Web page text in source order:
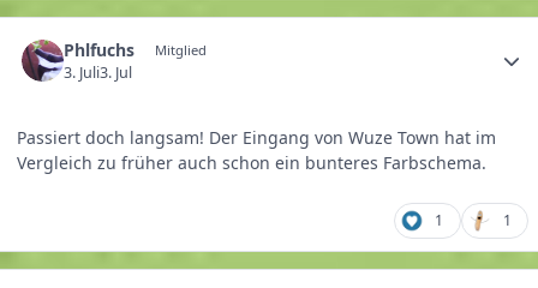
Phlfuchs Mitglied
3. Juli3. Jul
Passiert doch langsam! Der Eingang von Wuze Town hat im
Vergleich zu früher auch schon ein bunteres Farbschema.
1 1